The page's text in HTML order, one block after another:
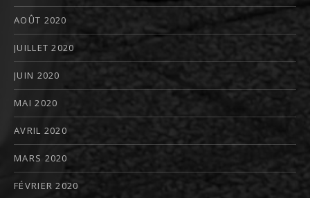
AOÛT 2020
JUILLET 2020
JUIN 2020
MAI 2020
AVRIL 2020
MARS 2020
FÉVRIER 2020